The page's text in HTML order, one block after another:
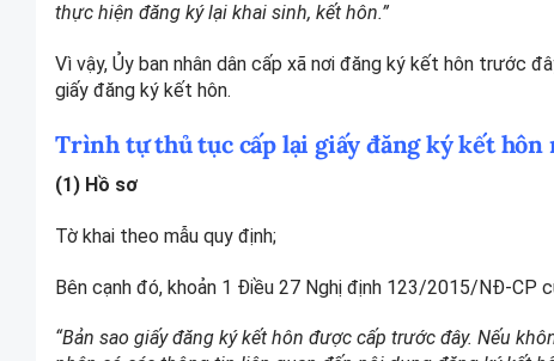
thực hiện đăng ký lại khai sinh, kết hôn.”
Vì vậy, Ủy ban nhân dân cấp xã nơi đăng ký kết hôn trước
giấy đăng ký kết hôn.
Trình tự thủ tục cấp lại giấy đăng ký kết hôn
(1) Hồ sơ
Tờ khai theo mẫu quy định;
Bên cạnh đó, khoản 1 Điều 27 Nghị định 123/2015/NĐ-CP
“Bản sao giấy đăng ký kết hôn được cấp trước đây. Nếu